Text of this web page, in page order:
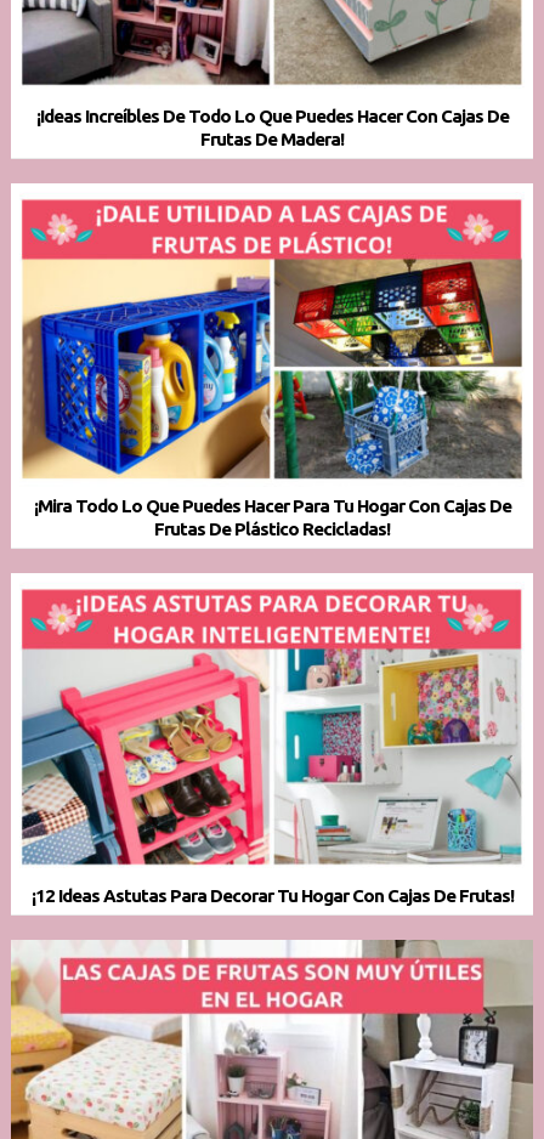
¡Ideas Increíbles De Todo Lo Que Puedes Hacer Con Cajas De
Frutas De Madera!
¡Mira Todo Lo Que Puedes Hacer Para Tu Hogar Con Cajas De
Frutas De Plástico Recicladas!
¡12 Ideas Astutas Para Decorar Tu Hogar Con Cajas De Frutas!